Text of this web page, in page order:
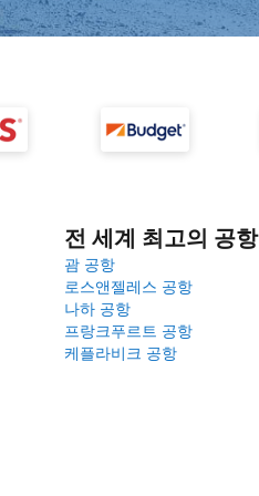
전 세계 최고의 공항
괌 공항
로스앤젤레스 공항
나하 공항
프랑크푸르트 공항
케플라비크 공항